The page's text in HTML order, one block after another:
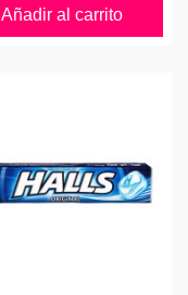
Añadir al carrito